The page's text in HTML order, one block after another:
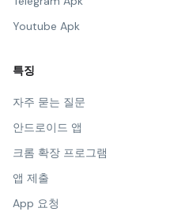
Youtube Apk
특징
자주 묻는 질문
안드로이드 앱
크롬 확장 프로그램
앱 제출
App 요청